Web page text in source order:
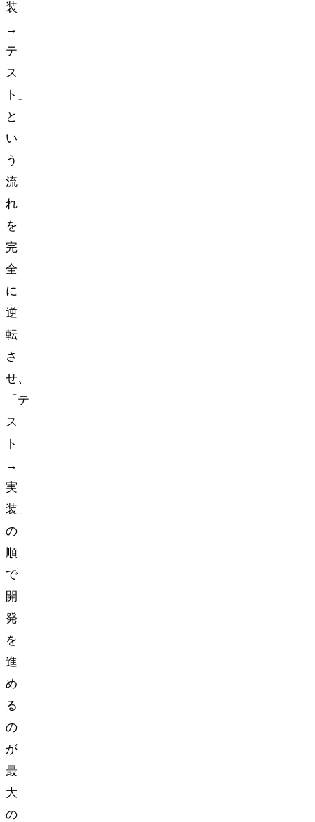
装
→
テ
ス
ト」
と
い
う
流
れ
を
完
全
に
逆
転
さ
せ、
「テ
ス
ト
→
実
装」
の
順
で
開
発
を
進
め
る
の
が
最
大
の